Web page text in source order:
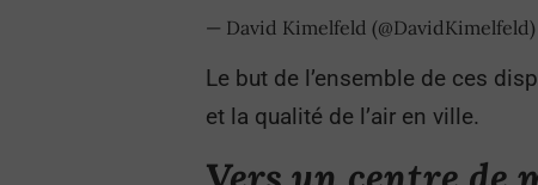
— David Kimelfeld (@DavidKimelfeld)
Le but de l’ensemble de ces
et la qualité de l’air en ville.